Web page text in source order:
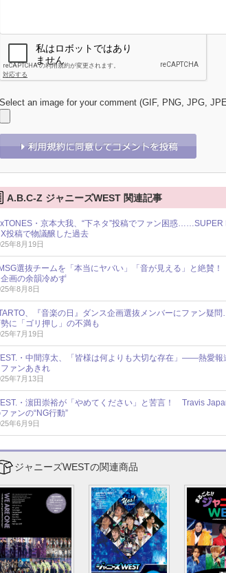
Select an image for your comment (GIF, PNG, JPG,
A.B.C-Z ジャニーズWEST 関連記事
・京本大我、“下ネタ”投稿でファン困惑……SUPER
X投稿で物議醸した過去
年8月19日
選抜チームを「本当にヤバい」「音が見える」と絶賛
画の余韻冷めず
年8月8日
、『音楽の日』ダンス企画選抜メンバーにファン疑
に「ゴリ押し」の不満も
年7月19日
・中間淳太、「皆様は何よりも大切な存在」――熱愛報
ファンあきれ
年7月13日
・濵田崇裕が「やめてください」と苦言！ Travis
ァンの“NG行動”
年6月9日
ジャニーズWESTの関連商品